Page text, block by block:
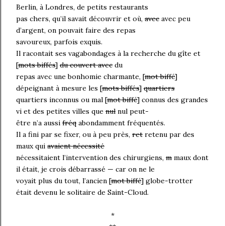
Berlin, à Londres, de petits restaurants
pas chers, qu’il savait découvrir et où, avec avec peu
d’argent, on pouvait faire des repas
savoureux, parfois exquis.
Il racontait ses vagabondages à la recherche du gîte et
[mots biffés] du couvert avec du
repas avec une bonhomie charmante, [mot biffé]
dépeignant à mesure les [mots biffés] quartiers
quartiers inconnus ou mal [mot biffé] connus des grandes
vi et des petites villes que nul nul peut-
être n’a aussi fréq abondamment fréquentés.
Il a fini par se fixer, ou à peu près, ret retenu par des
maux qui avaient nécessité
nécessitaient l’intervention des chirurgiens, m maux dont
il était, je crois débarrassé — car on ne le
voyait plus du tout, l’ancien [mot biffé] globe-trotter
était devenu le solitaire de Saint-Cloud.
*